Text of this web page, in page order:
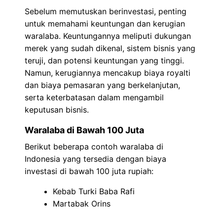
Sebelum memutuskan berinvestasi, penting
untuk memahami keuntungan dan kerugian
waralaba. Keuntungannya meliputi dukungan
merek yang sudah dikenal, sistem bisnis yang
teruji, dan potensi keuntungan yang tinggi.
Namun, kerugiannya mencakup biaya royalti
dan biaya pemasaran yang berkelanjutan,
serta keterbatasan dalam mengambil
keputusan bisnis.
Waralaba di Bawah 100 Juta
Berikut beberapa contoh waralaba di
Indonesia yang tersedia dengan biaya
investasi di bawah 100 juta rupiah:
Kebab Turki Baba Rafi
Martabak Orins